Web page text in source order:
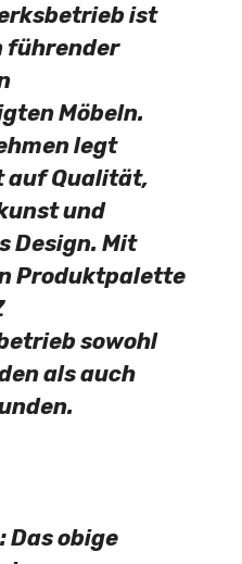
ist
führender
Möbeln.
legt
auf Qualität,
und
Design. Mit
Produktpalette
sowohl
als auch
Das obige